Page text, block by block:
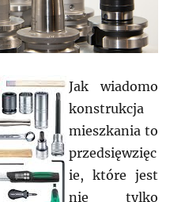
Jak wiadomo
konstrukcja
mieszkania to
przedsięwzięc
ie, które jest
nie tylko